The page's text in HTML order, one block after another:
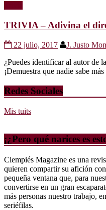
TRIVIA – Adivina el
22 julio, 2017 J. Justo
¿Puedes identificar al autor de
¡Demuestra que nadie sabe
Redes Sociales
Mis tuits
¡¿Pero qué narices es
Ciempiés Magazine es una
quieren compartir su afición
pequeña ventana que, para
convertirse en un gran
más personas nuestro trabajo,
seriéfilas.